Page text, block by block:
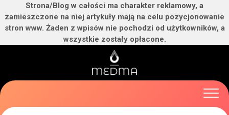
Strona/Blog w całości ma charakter reklamowy, a
zamieszczone na niej artykuły mają na celu pozycjonowanie
stron www. Żaden z wpisów nie pochodzi od użytkowników, a
wszystkie zostały opłacone.